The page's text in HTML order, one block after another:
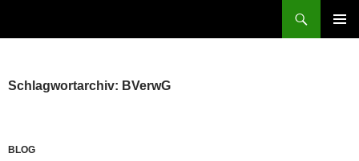
Schlagwortarchiv: BVerwG
BLOG